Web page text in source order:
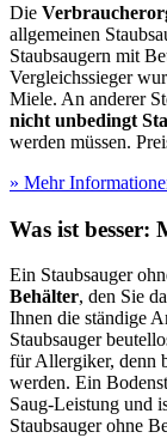
Die
allgemeinen
Staubsaugern mit
Vergleichssieger
Miele. An anderer
nicht unbedingt
werden müssen.
» Mehr
Was ist besser:
Ein Staubsauger
Behälter, den Sie
Ihnen die ständige
Staubsauger
für Allergiker, denn
werden. Ein
Saug-Leistung und
Staubsauger ohne